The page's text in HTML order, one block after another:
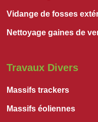
Vidange de fosses
Nettoyage gaines de
Travaux Divers
Massifs trackers
Massifs éoliennes